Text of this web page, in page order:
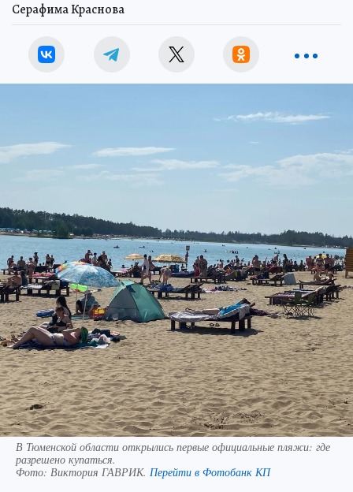
Серафима Краснова
В Тюменской области открылись первые официальные пляжи: где
разрешено купаться.
Фото: Виктория ГАВРИК. Перейти в Фотобанк КП